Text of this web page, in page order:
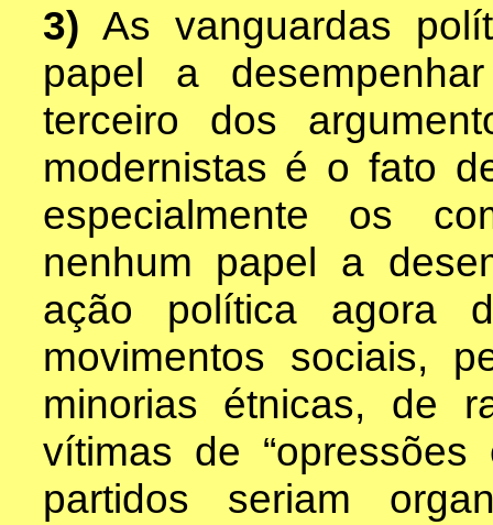
3)As vanguardas
papel a
terceiro dos
modernistas é o fato
especialmente os
nenhum papel a
ação política agora
movimentos sociais,
minorias étnicas, de
vítimas de
partidos seriam